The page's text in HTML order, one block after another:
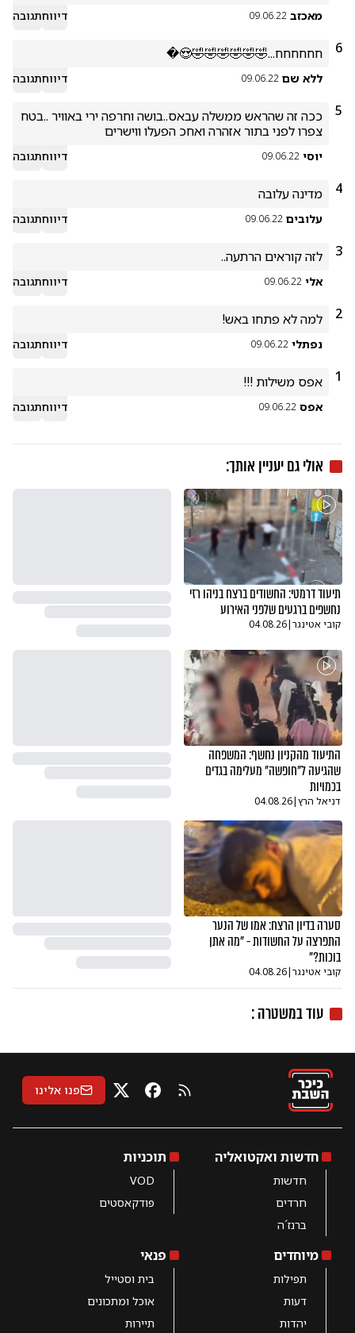
מאכזב 09.06.22 דיווחתגובה
6 חחחחחח...🤣🤣🤣🤣🤣🤣😍�
ללא שם 09.06.22 דיווחתגובה
5
צפרו לפני בתור אזהרה ואחכ הפעלו ווישרים
יוסי 09.06.22 דיווחתגובה
4 מדינה עלובה
עלובים 09.06.22 דיווחתגובה
3 לזה קוראים הרתעה..
אלי 09.06.22 דיווחתגובה
2 למה לא פתחו באש!
נפתלי 09.06.22 דיווחתגובה
1 אפס משילות !!!
אפס 09.06.22 דיווחתגובה
אולי גם יעניין אותך:
תיעוד דרמטי: החשודים ברצח בניהו רזי
נחשפים ברגעים שלפני האירוע
קובי אטינגר|
04.08.26
התיעוד מהקניון נחשף: המשפחה
שהגיעה ל"חופשה" מעלימה בגדים
בכמויות
דניאל הרץ|
04.08.26
סערה בדיון הרצח: אמו של הנער
התפרצה על החשודות - "מה אתן
בוכות?"
קובי אטינגר|
04.08.26
עוד במשטרה:
RSS פייסבוק
X פנו אלינו
חדשות ואקטואליה
חדשות
חרדים
ברנז´ה
תוכניות
VOD
פודקאסטים
מיוחדים
תפילות
דעות
יהדות
פנאי
בית וסטייל
אוכל ומתכונים
תיירות